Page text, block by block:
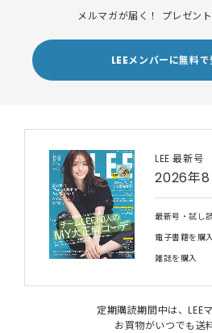
メルマガが届く！ プレゼン
LEEメンバーに無料
LEE 最新号
2026年8
最新号・試し
電子書籍を購
雑誌を購入
定期購読期間中は、LEE
お買物がいつでも送